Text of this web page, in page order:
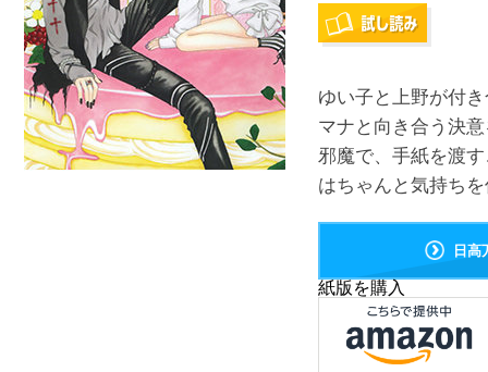
ゆい子と上野が付
マナと向き合う決
邪魔で、手紙を渡
はちゃんと気持ち
日高
紙版を購入